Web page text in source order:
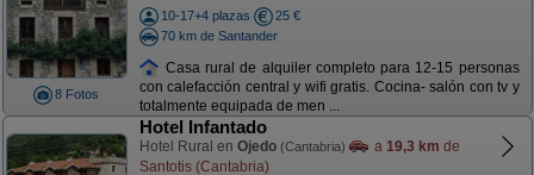
8 Fotos
10-17+4 plazas
25 €
70 km de Santander
Casa rural de alquiler completo para 12-15 personas
con calefacción central y wifi gratis. Cocina- salón con tv y
totalmente equipada de men ...
Hotel Infantado
Hotel Rural en Ojedo (Cantabria) a 19,3 km de
Santotis (Cantabria)